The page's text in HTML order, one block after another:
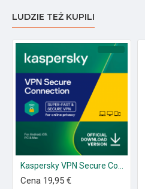
LUDZIE TEŻ KUPILI
Cena 19,95 €